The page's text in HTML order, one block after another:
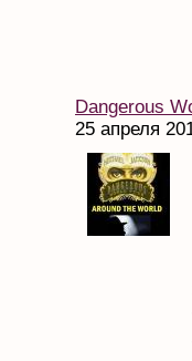
Dangerous
25 апреля